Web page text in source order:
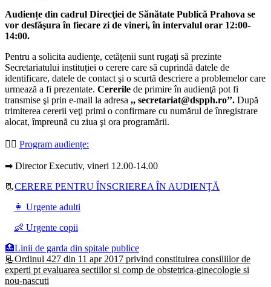
Audiențe din cadrul Direcţiei de Sănătate Publică Prahova se
vor desfăşura în fiecare zi de vineri, în intervalul orar 12:00-
14:00.
Pentru a solicita audienţe, cetăţenii sunt rugaţi să prezinte
Secretariatului instituției o cerere care să cuprindă datele de
identificare, datele de contact şi o scurtă descriere a problemelor care
urmează a fi prezentate. Cererile de primire în audienţă pot fi
transmise şi prin e-mail la adresa ,, secretariat@dspph.ro’’. După
trimiterea cererii veţi primi o confirmare cu numărul de înregistrare
alocat, împreună cu ziua şi ora programării.
👩‍⚕️ Program audiențe:
➡ Director Executiv, vineri 12.00-14.00
📃CERERE PENTRU ÎNSCRIEREA ÎN AUDIENŢĂ
👩 Urgente adulti
👶 Urgente copii
🏥Linii de garda din spitale publice
📃Ordinul 427 din 11 apr 2017 privind constituirea consiliilor de
experti pt evaluarea sectiilor si comp de obstetrica-ginecologie si
nou-nascuti